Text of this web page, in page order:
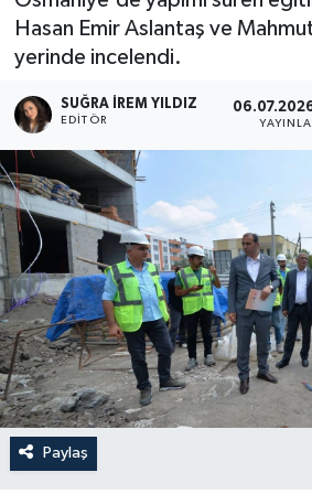
Hasan Emir Aslantaş ve
yerinde incelendi.
SUĞRA İREM YILDIZ
EDITÖR
Paylaş